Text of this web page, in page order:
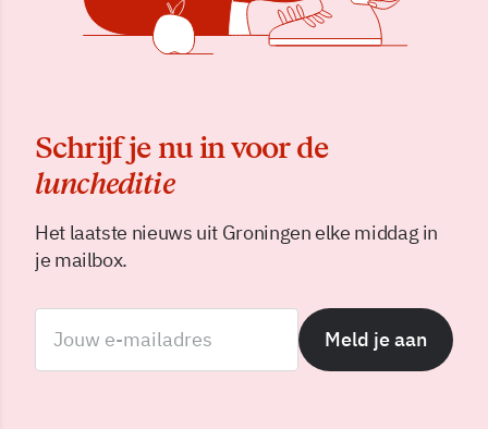
Schrijf je nu in voor de
luncheditie
Het laatste nieuws uit Groningen elke middag in
je mailbox.
Meld je aan